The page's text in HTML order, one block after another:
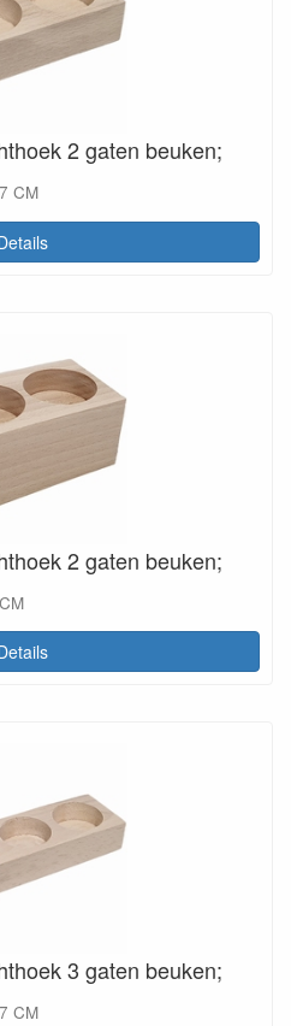
2 gaten beuken;
CM
2 gaten beuken;
3 gaten beuken;
CM